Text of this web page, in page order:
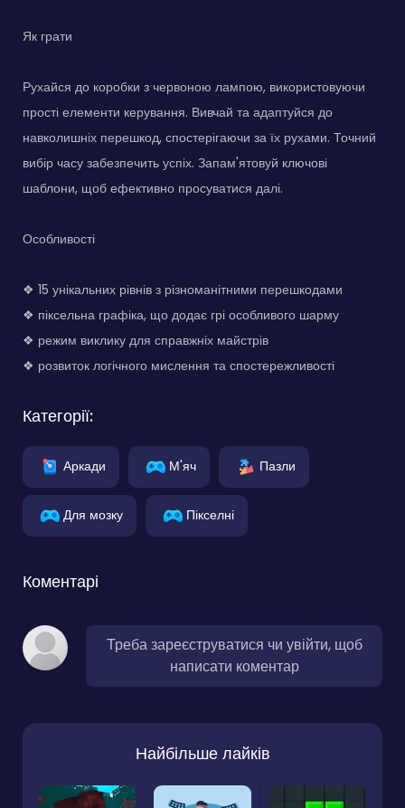
Як грати
Рухайся до коробки з червоною лампою, використовуючи
прості елементи керування. Вивчай та адаптуйся до
навколишніх перешкод, спостерігаючи за їх рухами. Точний
вибір часу забезпечить успіх. Запам'ятовуй ключові
шаблони, щоб ефективно просуватися далі.
Особливості
❖ 15 унікальних рівнів з різноманітними перешкодами
❖ піксельна графіка, що додає грі особливого шарму
❖ режим виклику для справжніх майстрів
❖ розвиток логічного мислення та спостережливості
Категорії:
Аркади М'яч Пазли
Для мозку Пікселні
Коментарі
Треба зареєструватися чи увійти, щоб
написати коментар
Найбільше лайків